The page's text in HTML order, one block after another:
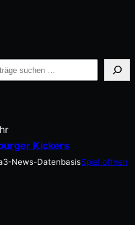
Kickers
News-DatenbasisSpiel öffnen